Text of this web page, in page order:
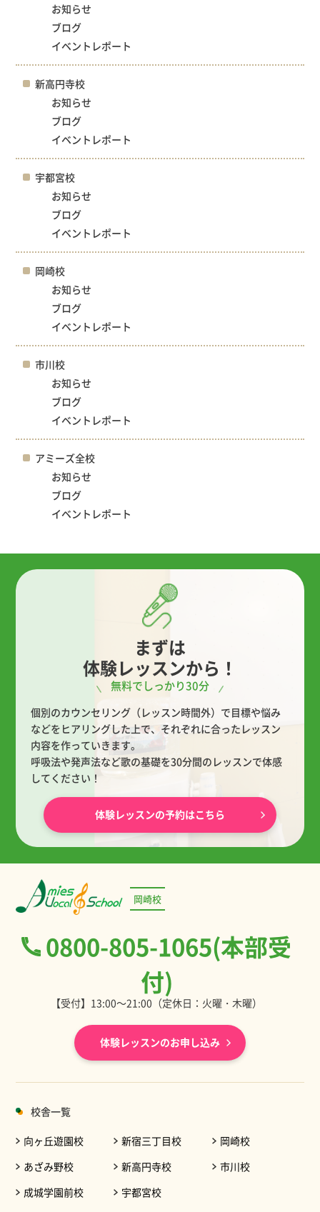
お知らせ
ブログ
イベントレポート
新高円寺校
お知らせ
ブログ
イベントレポート
宇都宮校
お知らせ
ブログ
イベントレポート
岡崎校
お知らせ
ブログ
イベントレポート
市川校
お知らせ
ブログ
イベントレポート
アミーズ全校
お知らせ
ブログ
イベントレポート
まずは
体験レッスンから！
無料でしっかり30分
個別のカウンセリング（レッスン時間外）で目標や悩み
などをヒアリングした上で、 それぞれに合ったレッスン
内容を作っていきます。
呼吸法や発声法など歌の基礎を30分間のレッスンで体感
してください！
体験レッスンの予約はこちら
岡崎校
0800-805-1065(本部受
付)
【受付】13:00～21:00（定休日：火曜・木曜）
体験レッスンのお申し込み
校舎一覧
向ヶ丘遊園校
あざみ野校
成城学園前校
新宿三丁目校
新高円寺校
宇都宮校
岡崎校
市川校